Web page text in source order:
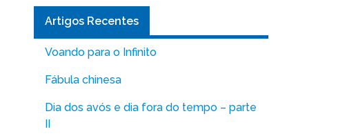
Artigos Recentes
Voando para o Infinito
Fábula chinesa
Dia dos avós e dia fora do tempo – parte
II